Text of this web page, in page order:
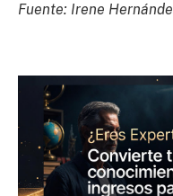
Fuente: Irene